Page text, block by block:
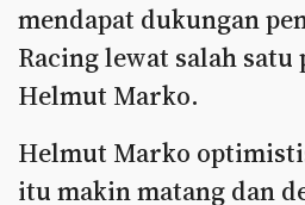
mendapat dukungan
Racing lewat salah
Helmut Marko.
Helmut Marko
itu makin matang dan